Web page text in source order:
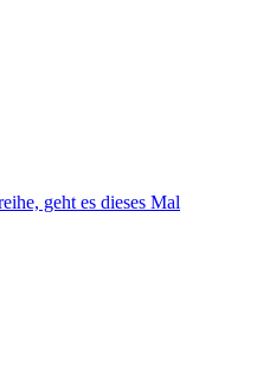
geht es dieses Mal